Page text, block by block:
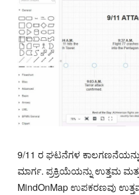
9/11 ರ ಘಟನೆಗಳ
ಮಾರ್ಗ. ಪ್ರಕ್ರಿಯೆಯನ್ನು ಉತ್ತಮ
MindOnMap ಉಪಕರಣವು